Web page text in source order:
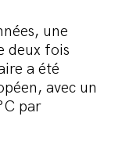
une
deux fois
a été
avec un
par